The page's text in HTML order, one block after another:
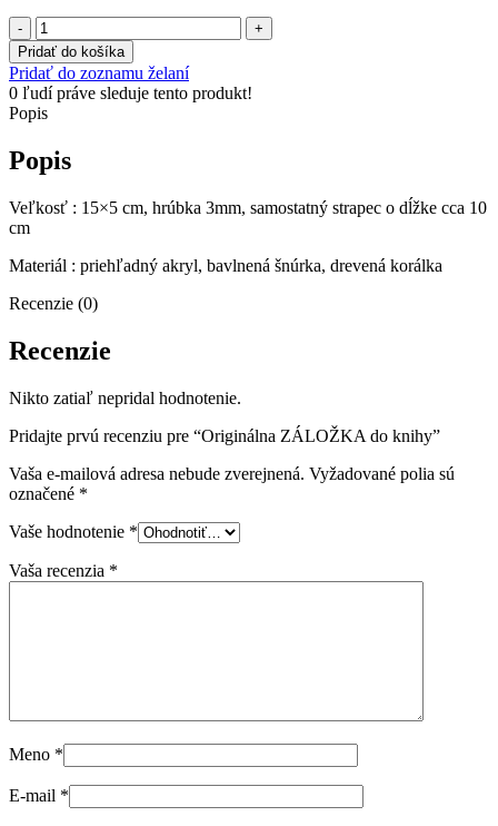
množstvo
Originálna
ZÁLOŽKA
do
knihy
Pridať do košíka
Pridať do zoznamu želaní
0 ľudí práve sleduje tento produkt!
Popis
Popis
Veľkosť : 15×5 cm, hrúbka 3mm, samostatný strapec o dĺžke cca 10
cm
Materiál : priehľadný akryl, bavlnená šnúrka, drevená korálka
Recenzie (0)
Recenzie
Nikto zatiaľ nepridal hodnotenie.
Pridajte prvú recenziu pre “Originálna ZÁLOŽKA do knihy”
Vaša e-mailová adresa nebude zverejnená. Vyžadované polia sú
označené *
Vaše hodnotenie *
Vaša recenzia *
Meno *
E-mail *